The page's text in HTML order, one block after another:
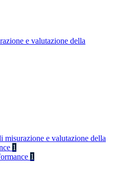
e valutazione della
misurazione e valutazione della
1
1